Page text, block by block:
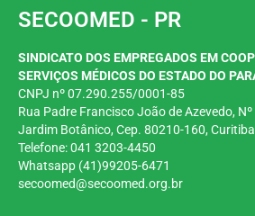
SECOOMED - PR
SINDICATO DOS EMPREGADOS EM
SERVIÇOS MÉDICOS DO ESTADO DO
CNPJ nº 07.290.255/0001-85
Rua Padre Francisco João de Azevedo, Nº
Jardim Botânico, Cep. 80210-160,
Telefone: 041 3203-4450
Whatsapp (41)99205-6471
secoomed@secoomed.org.br